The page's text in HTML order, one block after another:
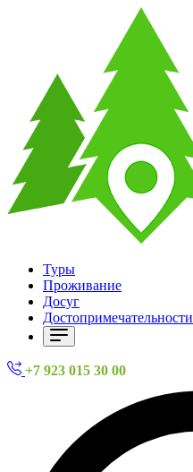
Туры
Проживание
Досуг
Достопримечательности
+7 923 015 30 00